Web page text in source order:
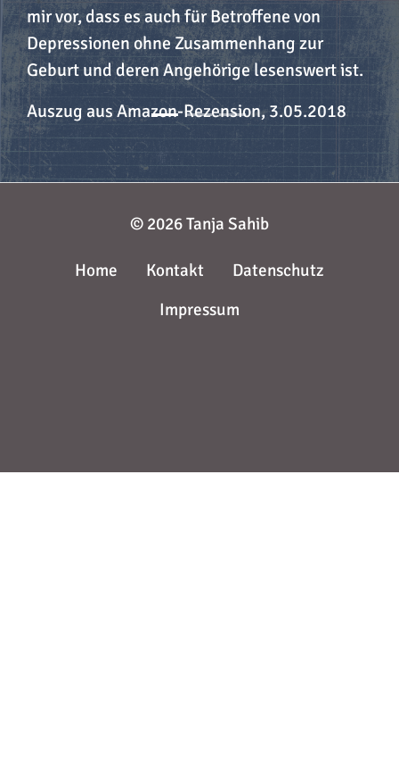
mir vor, dass es auch für Betroffene von
Depressionen ohne Zusammenhang zur
Geburt und deren Angehörige lesenswert ist.
Auszug aus Amazon-Rezension, 3.05.2018
© 2026 Tanja Sahib
Home Kontakt
Datenschutz
Impressum